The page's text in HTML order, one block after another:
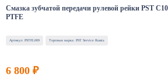
Смазка зубчатой передачи рулевой рейки PST
PTFE
Артикул: PSTFL009 Торговая марка: PST Service Russia
6 800 ₽